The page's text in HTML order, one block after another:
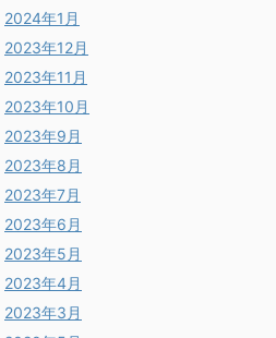
2024年1月
2023年12月
2023年11月
2023年10月
2023年9月
2023年8月
2023年7月
2023年6月
2023年5月
2023年4月
2023年3月